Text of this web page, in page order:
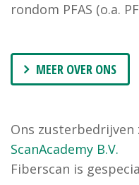
rondom PFAS (o.a.
MEER OVER ONS
Ons zusterbedrijven
ScanAcademy B.V.
Fiberscan is